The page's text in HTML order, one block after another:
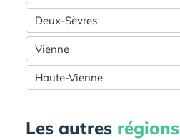
Deux-Sèvres
Vienne
Haute-Vienne
Les autres régions